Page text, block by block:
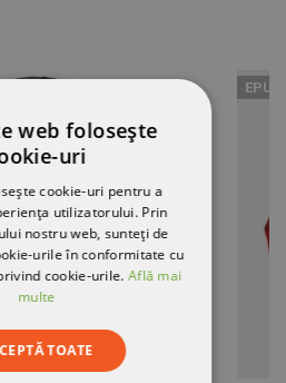
web folosește
uri
cookie-uri pentru a
utilizatorului. Prin
nostru web, sunteți de
urile în conformitate cu
cookie-urile.Află mai
multe
TOATE